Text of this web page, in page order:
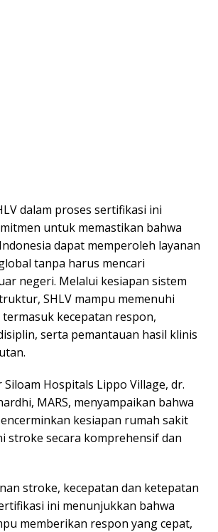
dalam proses sertifikasi ini
untuk memastikan bahwa
dapat memperoleh layanan
tanpa harus mencari
negeri. Melalui kesiapan sistem
SHLV mampu memenuhi
kecepatan respon,
serta pemantauan hasil klinis
Hospitals Lippo Village, dr.
MARS, menyampaikan bahwa
kesiapan rumah sakit
stroke secara komprehensif dan
stroke, kecepatan dan ketepatan
ini menunjukkan bahwa
memberikan respon yang cepat,